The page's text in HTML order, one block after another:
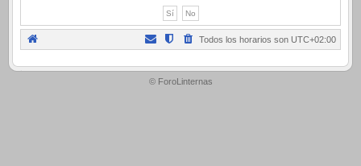
Todos los horarios son UTC+02:00
.
© ForoLinternas